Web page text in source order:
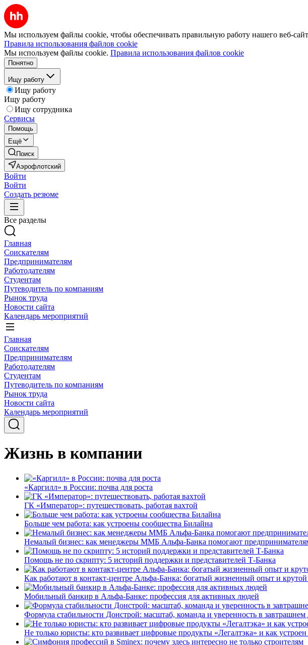
Мы используем файлы cookie, чтобы обеспечивать правильную работу нашего веб-
Правила использования файлов cookie
Мы используем файлы cookie. Правила использования файлов cookie
Понятно
Ищу работу
Ищу работу
Ищу работу
Ищу сотрудника
Сервисы
Помощь
Ещё
Поиск
Аэрофлотский
Войти
Войти
Создать резюме
Все разделы
Главная
Соискателям
Предпринимателям
Работодателям
Студентам
Путеводитель по компаниям
Рынок труда
Новости сайта
Календарь мероприятий
Главная
Соискателям
Предпринимателям
Работодателям
Студентам
Путеводитель по компаниям
Рынок труда
Новости сайта
Календарь мероприятий
Жизнь в компании
«Каргилл» в России: почва для роста
ГК «Император»: путешествовать, работая вахтой
Больше чем работа: как устроены сообщества Билайна
Немалый бизнес: как менеджеры ММБ Альфа-Банка помогают
Помощь не по скрипту: 5 историй поддержки и представителей Т-Банка
Как работают в контакт-центре Альфа-Банка: богатый жизненный опыт и крутой
Мобильный банкир в Альфа-Банке: профессия для активных людей
Формула стабильности Донстрой: масштаб, команда и уверенность в завтрашнем
Не только юристы: кто развивает цифровые продукты «Легалтэка» и как устроен